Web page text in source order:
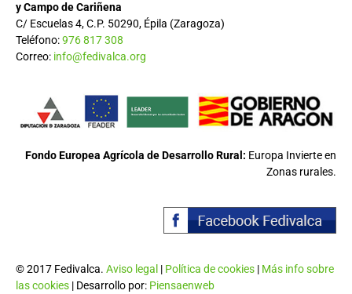
y Campo de Cariñena
C/ Escuelas 4, C.P. 50290, Épila (Zaragoza)
Teléfono:976 817 308
Correo: info@fedivalca.org
Fondo Europea Agrícola de Desarrollo Rural: Europa Invierte en
Zonas rurales.
© 2017 Fedivalca. Aviso legal | Política de cookies | Más info sobre
las cookies | Desarrollo por: Piensaenweb